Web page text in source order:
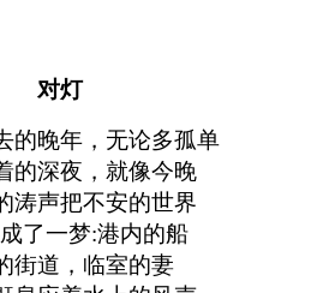
对灯
的晚年，无论多孤单
的深夜，就像今晚
涛声把不安的世界
了一梦:港内的船
街道，临室的妻